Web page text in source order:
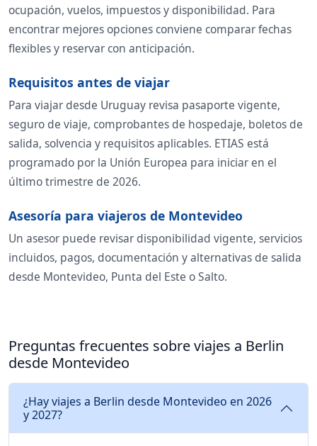
ocupación, vuelos, impuestos y disponibilidad. Para
encontrar mejores opciones conviene comparar fechas
flexibles y reservar con anticipación.
Requisitos antes de viajar
Para viajar desde Uruguay revisa pasaporte vigente,
seguro de viaje, comprobantes de hospedaje, boletos de
salida, solvencia y requisitos aplicables. ETIAS está
programado por la Unión Europea para iniciar en el
último trimestre de 2026.
Asesoría para viajeros de Montevideo
Un asesor puede revisar disponibilidad vigente, servicios
incluidos, pagos, documentación y alternativas de salida
desde Montevideo, Punta del Este o Salto.
Preguntas frecuentes sobre viajes a Berlin
desde Montevideo
¿Hay viajes a Berlin desde Montevideo en 2026
y 2027?